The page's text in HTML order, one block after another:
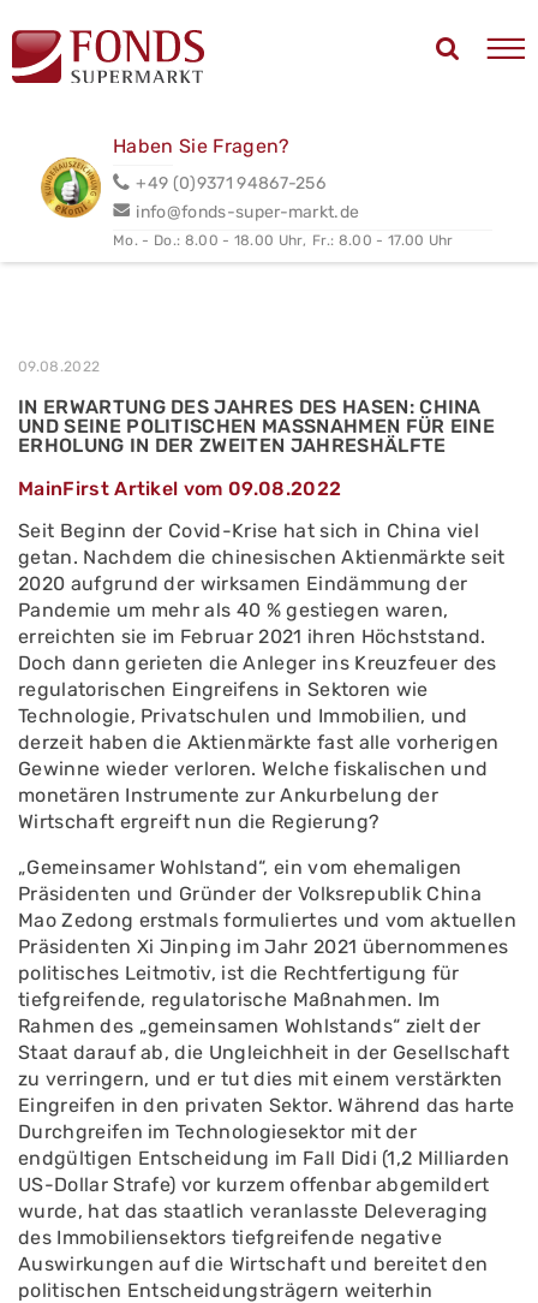
Haben Sie Fragen?
+49 (0)9371 94867-256
info@fonds-super-markt.de
Mo. - Do.: 8.00 - 18.00 Uhr, Fr.: 8.00 - 17.00 Uhr
09.08.2022
IN ERWARTUNG DES JAHRES DES HASEN: CHINA
UND SEINE POLITISCHEN MASSNAHMEN FÜR EINE E
RHOLUNG IN DER ZWEITEN JAHRESHÄLFTE
MainFirst Artikel vom 09.08.2022
Seit Beginn der Covid-Krise hat sich in China viel
getan. Nachdem die chinesischen Aktienmärkte seit
2020 aufgrund der wirksamen Eindämmung der
Pandemie um mehr als 40 % gestiegen waren,
erreichten sie im Februar 2021 ihren Höchststand.
Doch dann gerieten die Anleger ins Kreuzfeuer des
regulatorischen Eingreifens in Sektoren wie
Technologie, Privatschulen und Immobilien, und
derzeit haben die Aktienmärkte fast alle vorherigen
Gewinne wieder verloren. Welche fiskalischen und
monetären Instrumente zur Ankurbelung der
Wirtschaft ergreift nun die Regierung?
„Gemeinsamer Wohlstand“, ein vom ehemaligen
Präsidenten und Gründer der Volksrepublik China
Mao Zedong erstmals formuliertes und vom aktuellen
Präsidenten Xi Jinping im Jahr 2021 übernommenes
politisches Leitmotiv, ist die Rechtfertigung für
tiefgreifende, regulatorische Maßnahmen. Im
Rahmen des „gemeinsamen Wohlstands“ zielt der
Staat darauf ab, die Ungleichheit in der Gesellschaft
zu verringern, und er tut dies mit einem verstärkten
Eingreifen in den privaten Sektor. Während das harte
Durchgreifen im Technologiesektor mit der
endgültigen Entscheidung im Fall Didi (1,2 Milliarden
US-Dollar Strafe) vor kurzem offenbar abgemildert
wurde, hat das staatlich veranlasste Deleveraging
des Immobiliensektors tiefgreifende negative
Auswirkungen auf die Wirtschaft und bereitet den
politischen Entscheidungsträgern weiterhin